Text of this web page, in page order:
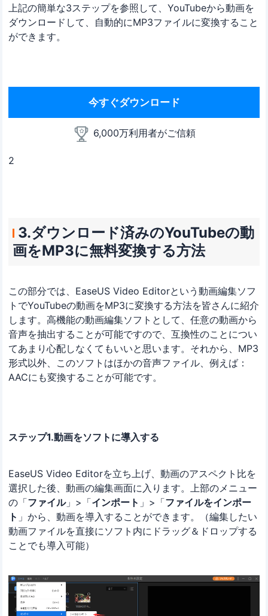
上記の簡単な3ステップを参照して、YouTubeから動画を
ダウンロードして、自動的にMP3ファイルに変換すること
ができます。
今すぐダウンロード
6,000万利用者がご信頼
2
3.ダウンロード済みのYouTubeの動
画をMP3に無料変換する方法
この部分では、EaseUS Video Editorという動画編集ソフ
トでYouTubeの動画をMP3に変換する方法を皆さんに紹介
します。高機能の動画編集ソフトとして、任意の動画から
音声を抽出することが可能ですので、互換性のことについ
てあまり心配しなくてもいいと思います。それから、MP3
形式以外、このソフトはほかの音声ファイル、例えば：
AACにも変換することが可能です。
ステップ1.動画をソフトに導入する
EaseUS Video Editorを立ち上げ、動画のアスペクト比を
選択した後、動画の編集画面に入ります。上部のメニュー
の「ファイル」>「インポート 」>「ファイルをインポー
ト 」から、動画を導入することができます。（編集したい
動画ファイルを直接にソフト内にドラッグ＆ドロップする
ことでも導入可能）